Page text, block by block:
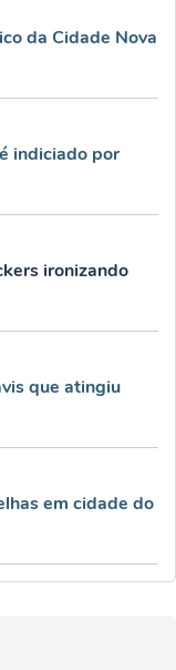
da Cidade Nova
indiciado por
ironizando
que atingiu
em cidade do